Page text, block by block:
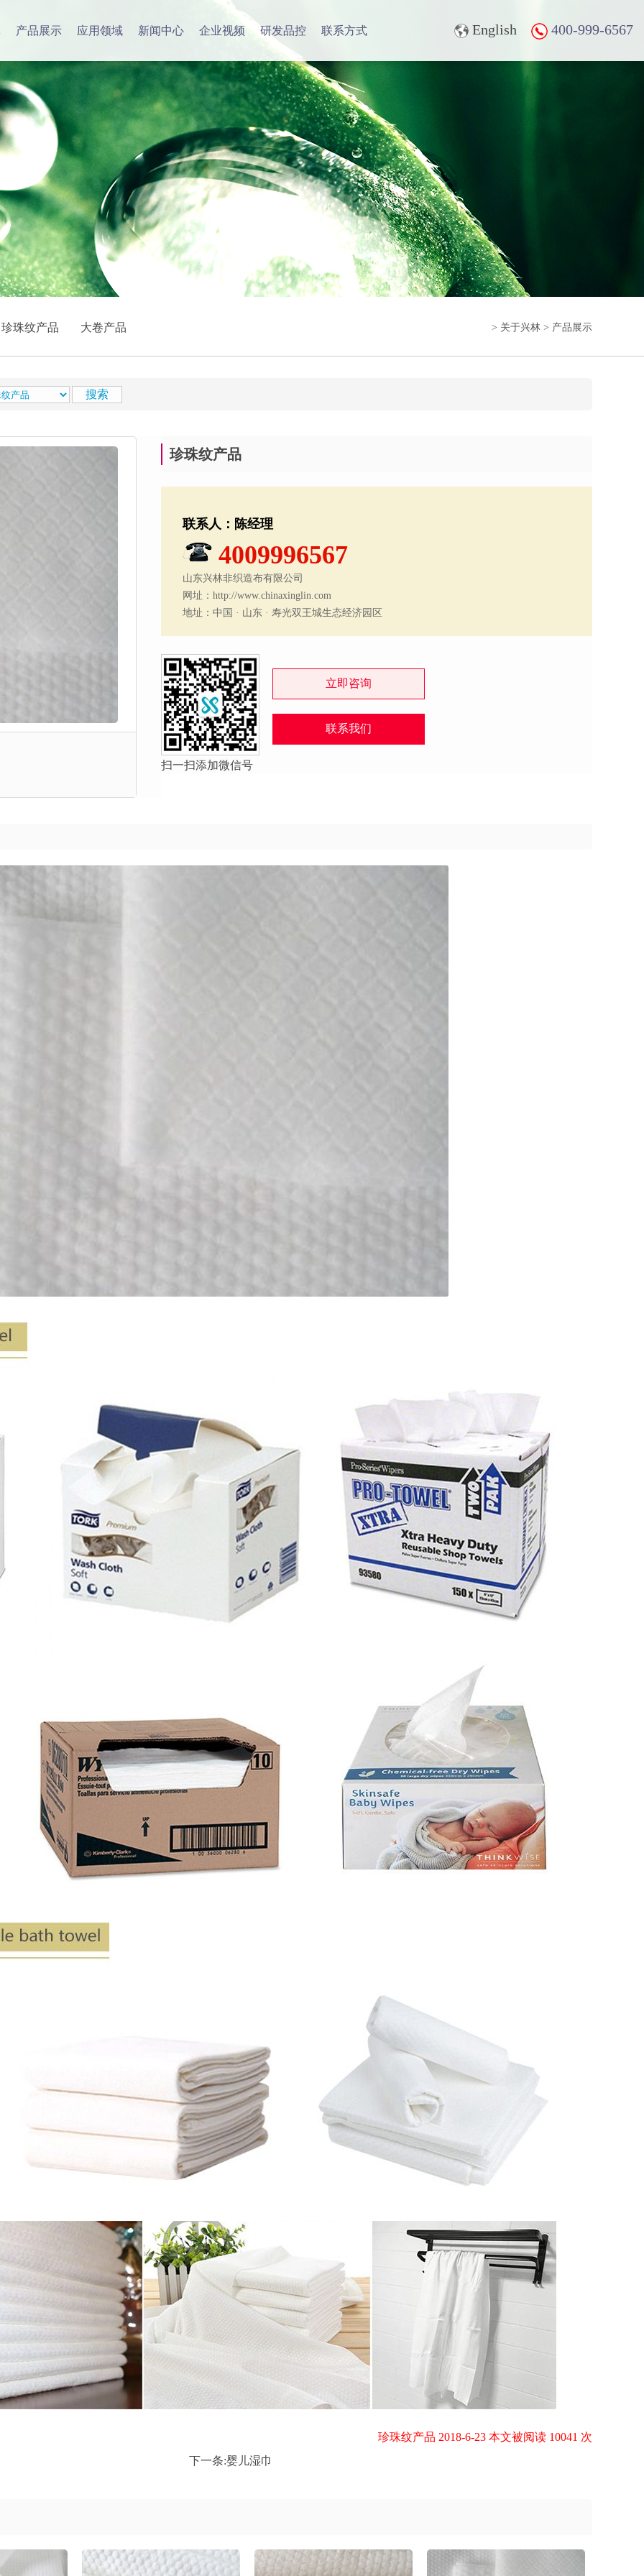
产品展示 应用领域 新闻中心 企业视频 研发品控 联系方式 400-999-6567
English
珍珠纹产品 大卷产品 > 关于兴林 > 产品展示
珍珠纹产品
联系人：陈经理
4009996567
山东兴林非织造布有限公司
网址：http://www.chinaxinglin.com
地址：中国 · 山东 · 寿光双王城生态经济园区
扫一扫添加微信号
立即咨询
联系我们
珍珠纹产品 2018-6-23 本文被阅读 10041 次
下一条:婴儿湿巾